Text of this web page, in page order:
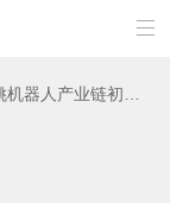

成――瞄准建设“未来工厂”